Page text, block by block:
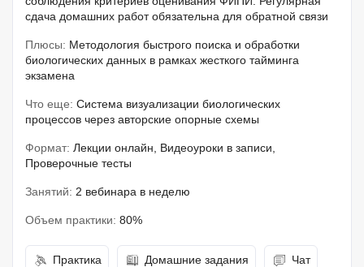
сдача домашних работ обязательна для обратной связи
Плюсы: Методология быстрого поиска и обработки
биологических данных в рамках жесткого тайминга
экзамена
Что еще: Система визуализации биологических
процессов через авторские опорные схемы
Формат: Лекции онлайн, Видеоуроки в записи,
Проверочные тесты
Занятий: 2 вебинара в неделю
Объем практики: 80%
Практика Домашние задания Чат